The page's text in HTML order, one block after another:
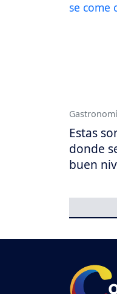
Estas
donde
buen